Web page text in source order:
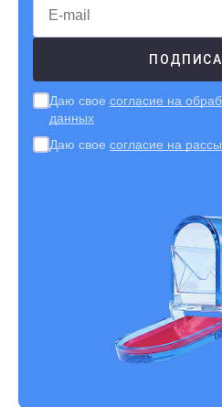
Даю свое согласие на
данных
Даю свое согласие на